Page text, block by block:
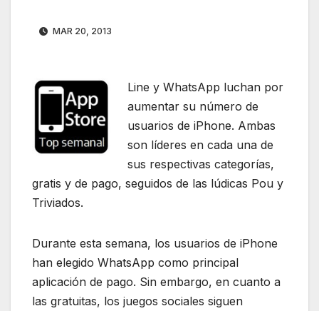
MAR 20, 2013
Line y WhatsApp luchan por
aumentar su número de
usuarios de iPhone. Ambas
son líderes en cada una de
sus respectivas categorías,
gratis y de pago, seguidos de las lúdicas Pou y
Triviados.
Durante esta semana, los usuarios de iPhone
han elegido WhatsApp como principal
aplicación de pago. Sin embargo, en cuanto a
las gratuitas, los juegos sociales siguen